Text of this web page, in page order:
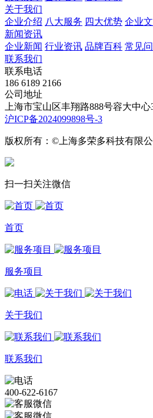
关于我们
企业介绍 八大服务 四大优势 企业
新闻资讯
企业新闻 行业资讯 品牌百科 常见
联系我们
联系电话
186 6189 2166
公司地址
上海市宝山区丰翔路888号容大中心
沪ICP备2024099898号-3
版权所有：©上海多荣多科技有限公
扫一扫关注微信
首页
服务项目
关于我们
联系我们
400-622-6167